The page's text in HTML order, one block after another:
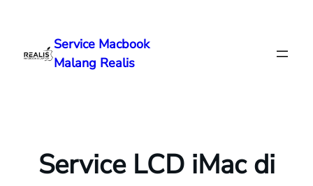
Service Macbook
Malang Realis
Service LCD iMac di